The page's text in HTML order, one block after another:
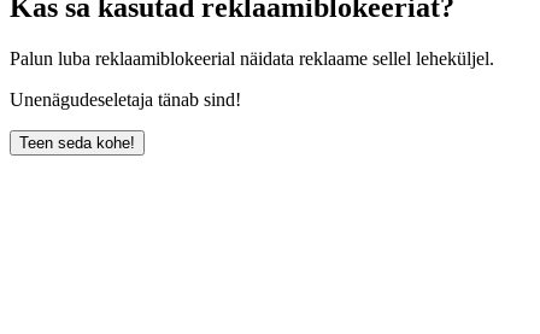
Kas sa kasutad reklaamiblokeeriat?
Palun luba reklaamiblokeerial näidata reklaame sellel leheküljel.
Unenägudeseletaja tänab sind!
Teen seda kohe!